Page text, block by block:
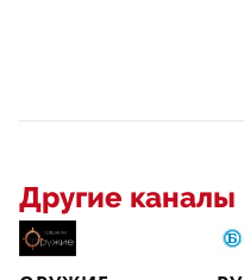
Другие каналы